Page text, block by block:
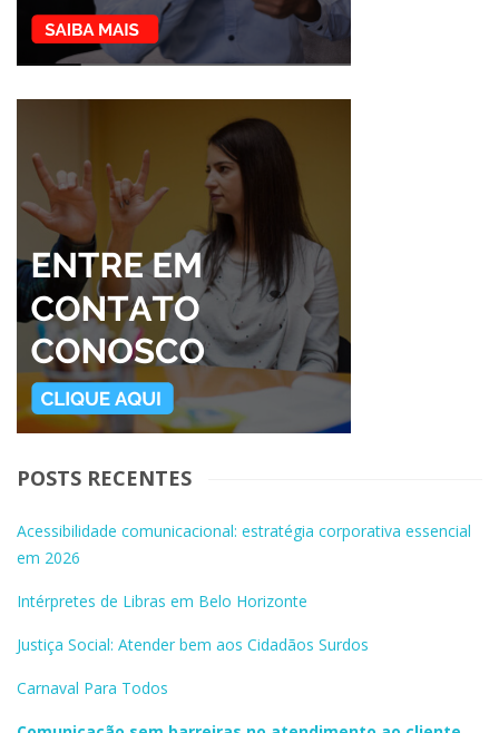
POSTS RECENTES
Acessibilidade comunicacional: estratégia corporativa essencial
em 2026
Intérpretes de Libras em Belo Horizonte
Justiça Social: Atender bem aos Cidadãos Surdos
Carnaval Para Todos